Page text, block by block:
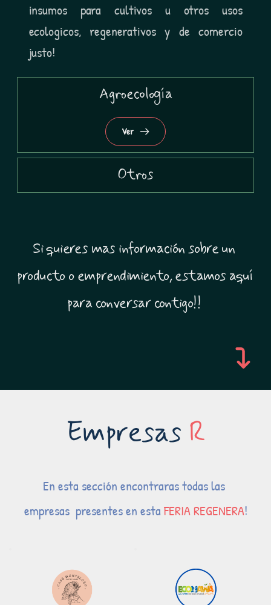
insumos para cultivos u otros usos
ecologicos, regenerativos y de comercio
justo!
Agroecología
Ver
Otros
Si quieres mas información sobre un
producto o emprendimiento, estamos aquí
para conversar contigo!!
Empresas R
En esta sección encontraras todas las
empresas presentes en esta FERIA REGENERA!